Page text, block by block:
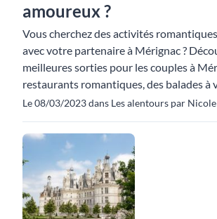
amoureux ?
Vous cherchez des activités
avec votre partenaire à Mérignac ?
meilleures sorties pour les couples à
restaurants romantiques, des balades à
Le 08/03/2023 dans Les alentours par